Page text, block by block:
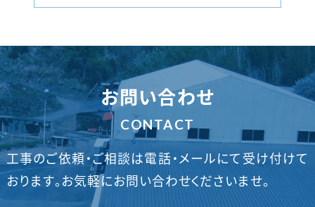
お問い合わせ
CONTACT
工事のご依頼・ご相談は電話・メールにて受け付けて
おります。お気軽にお問い合わせくださいませ。